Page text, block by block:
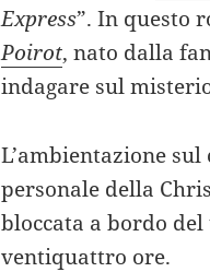
Express”. In questo
Poirot, nato dalla
indagare sul
L’ambientazione
personale della
bloccata a bordo
ventiquattro ore.